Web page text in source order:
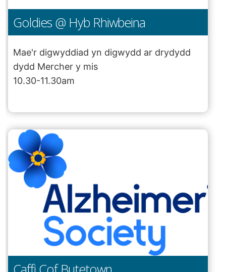
Goldies @ Hyb Rhiwbeina
Mae'r digwyddiad yn digwydd ar drydydd
dydd Mercher y mis
10.30-11.30am